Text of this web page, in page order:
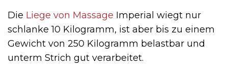
Die Liege von Massage Imperial wiegt nur
schlanke 10 Kilogramm, ist aber bis zu einem
Gewicht von 250 Kilogramm belastbar und
unterm Strich gut verarbeitet.